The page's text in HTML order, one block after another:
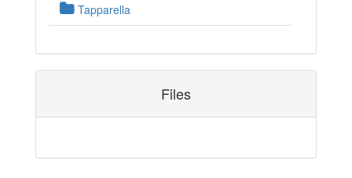
Tapparella
Files